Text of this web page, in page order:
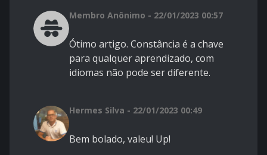
Membro Anônimo - 22/01/2023 00:57
Ótimo artigo. Constância é a chave
para qualquer aprendizado, com
idiomas não pode ser diferente.
Hermes Silva - 22/01/2023 00:49
Bem bolado, valeu! Up!